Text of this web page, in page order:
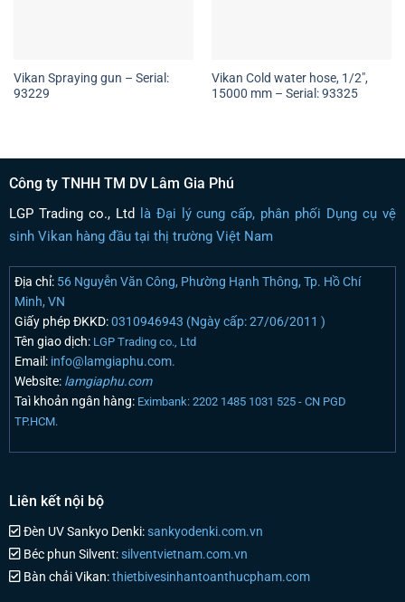
Vikan Spraying gun – Serial:
93229
Vikan Cold water hose, 1/2″,
15000 mm – Serial: 93325
Công ty TNHH TM DV Lâm Gia Phú
LGP Trading co., Ltd là Đại lý cung cấp, phân phối Dụng cụ vệ
sinh Vikan hàng đầu tại thị trường Việt Nam
Địa chỉ:56 Nguyễn Văn Công, Phường Hạnh Thông, Tp. Hồ Chí
Minh, VN
Giấy phép ĐKKD:0310946943 (Ngày cấp: 27/06/2011 )
Tên giao dịch: LGP Trading co., Ltd
Email:info@lamgiaphu.com.
Website:lamgiaphu.com
Taì khoản ngân hàng: Eximbank: 2202 1485 1031 525 - CN PGD
TP.HCM.
Liên kết nội bộ
Đèn UV Sankyo Denki:sankyodenki.com.vn
Béc phun Silvent:silventvietnam.com.vn
Bàn chải Vikan:thietbivesinhantoanthucpham.com